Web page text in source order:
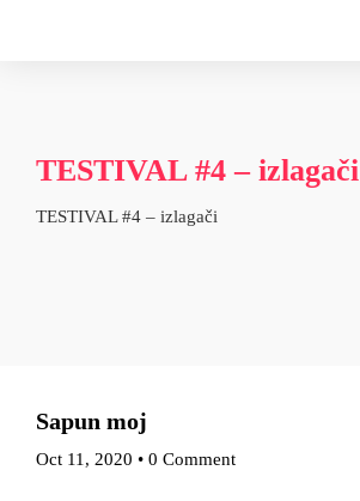
TESTIVAL #4 – izlagači
TESTIVAL #4 – izlagači
Sapun moj
Oct 11, 2020 • 0 Comment